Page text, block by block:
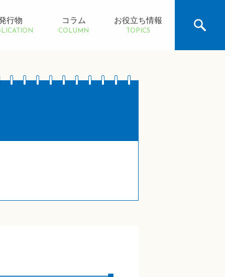
行物 コラム
COLUMN
お役立ち情報
TOPICS